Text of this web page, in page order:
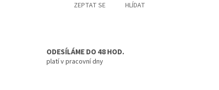
ZEPTAT SE HLÍDAT
ODESÍLÁME DO 48 HOD.
platí v pracovní dny